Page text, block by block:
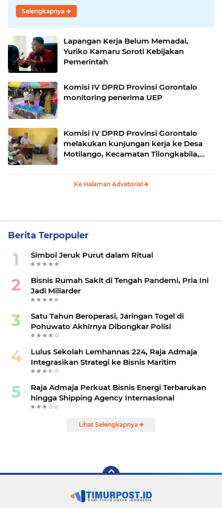
Selengkapnya
Lapangan Kerja Belum Memadai,
Yuriko Kamaru Soroti Kebijakan
Pemerintah
Komisi IV DPRD Provinsi Gorontalo
monitoring penerima UEP
Komisi IV DPRD Provinsi Gorontalo
melakukan kunjungan kerja ke Desa
Motilango, Kecamatan Tilongkabila,
Ke Halaman Advetorial
Berita Terpopuler
Simbol Jeruk Purut dalam Ritual
Bisnis Rumah Sakit di Tengah Pandemi, Pria Ini
Jadi Miliarder
Satu Tahun Beroperasi, Jaringan Togel di
Pohuwato Akhirnya Dibongkar Polisi
Lulus Sekolah Lemhannas 224, Raja Admaja
Integrasikan Strategi ke Bisnis Maritim
Raja Admaja Perkuat Bisnis Energi Terbarukan
hingga Shipping Agency Internasional
Lihat Selengkapnya